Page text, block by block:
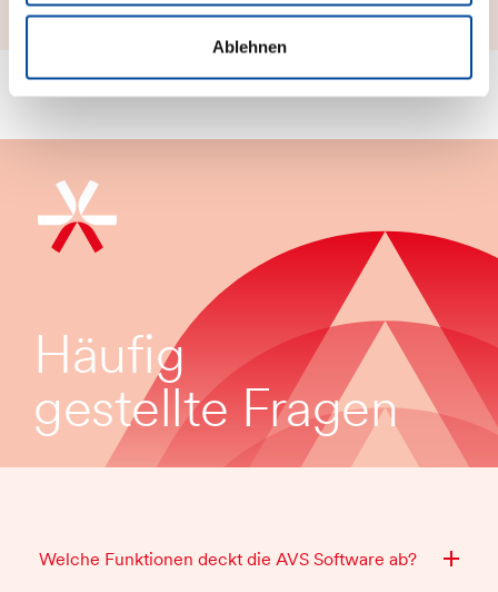
Ablehnen
Häufig
gestellte Fragen
Welche Funktionen deckt die AVS Software ab?